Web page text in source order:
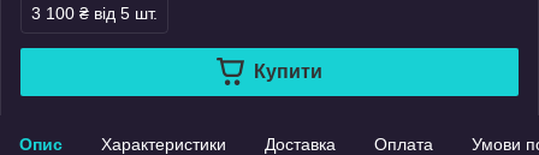
3 100 ₴ від 5 шт.
Купити
Опис Характеристики Доставка Оплата Умови